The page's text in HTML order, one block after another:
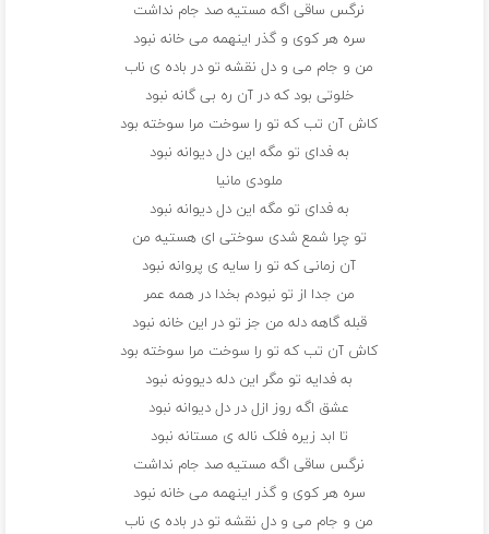
نرگس ساقی اگه مستیه صد جام نداشت
سره هر کوی و گذر اینهمه می خانه نبود
من و جام می و دل نقشه تو در باده ی ناب
خلوتی بود که در آن ره بی گانه نبود
کاش آن تب که تو را سوخت مرا سوخته بود
به فدای تو مگه این دل دیوانه نبود
ملودی مانیا
به فدای تو مگه این دل دیوانه نبود
تو چرا شمع شدی سوختی ای هستیه من
آن زمانی که تو را سایه ی پروانه نبود
من جدا از تو نبودم بخدا در همه عمر
قبله گاهه دله من جز تو در این خانه نبود
کاش آن تب که تو را سوخت مرا سوخته بود
به فدایه تو مگر این دله دیوونه نبود
عشق اگه روز ازل در دل دیوانه نبود
تا ابد زیره فلک ناله ی مستانه نبود
نرگس ساقی اگه مستیه صد جام نداشت
سره هر کوی و گذر اینهمه می خانه نبود
من و جام می و دل نقشه تو در باده ی ناب